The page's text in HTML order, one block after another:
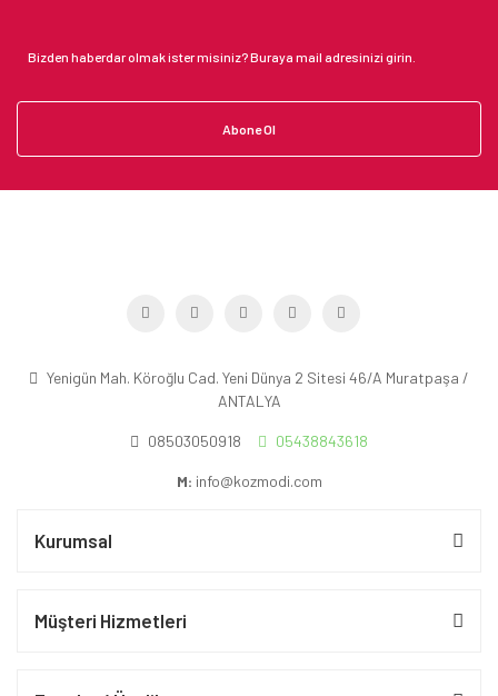
Abone Ol
Yenigün Mah. Köroğlu Cad. Yeni Dünya 2 Sitesi 46/A Muratpaşa /
ANTALYA
08503050918 05438843618
M: info@kozmodi.com
Kurumsal
Müşteri Hizmetleri